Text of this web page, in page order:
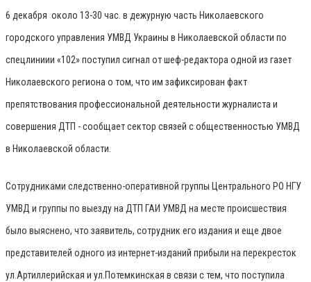
6 декабря около 13-30 час. в дежурную часть Николаевского
городского управления УМВД Украины в Николаевской области по
спецлиниии «102» поступил сигнал от шеф-редактора одной из газет
Николаевского региона о том, что им зафиксирован факт
препятствования профессиональной деятельности журналиста и
совершения ДТП - сообщает сектор связей с общественностью УМВД
в Николаевской области.
Сотрудниками следственно-оперативной группы Центрального РО НГУ
УМВД и группы по выезду на ДТП ГАИ УМВД на месте происшествия
было выяснено, что заявитель, сотрудник его издания и еще двое
представителей одного из интернет-изданий прибыли на перекресток
ул.Артиллерийская и ул.Потемкинская в связи с тем, что поступила